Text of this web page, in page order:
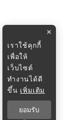
×
เราใช้คุกกี้
เพื่อให้
เว็บไซต์
ทำงานได้ดี
ขึ้น เพิ่มเติม
ยอมรับ